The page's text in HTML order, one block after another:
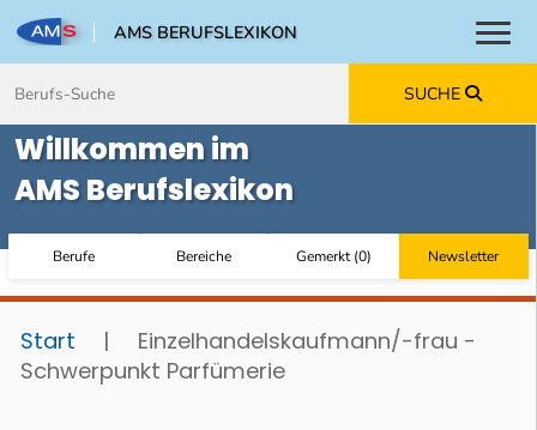
AMS BERUFSLEXIKON
SUCHE
Willkommen im
AMS Berufslexikon
Berufe Bereiche Gemerkt(0) Newsletter
Start |
Einzelhandelskaufmann/-frau -
Schwerpunkt Parfümerie